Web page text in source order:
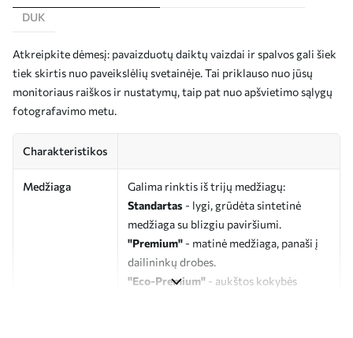
DUK
Atkreipkite dėmesį: pavaizduotų daiktų vaizdai ir spalvos gali šiek
tiek skirtis nuo paveikslėlių svetainėje. Tai priklauso nuo jūsų
monitoriaus raiškos ir nustatymų, taip pat nuo apšvietimo sąlygų
fotografavimo metu.
Charakteristikos
Medžiaga
Galima rinktis iš trijų medžiagų:
Standartas - lygi, grūdėta sintetinė
medžiaga su blizgiu paviršiumi.
"Premium" - matinė medžiaga, panaši į
dailininkų drobes.
"Eco-Premium" - aukštos kokybės